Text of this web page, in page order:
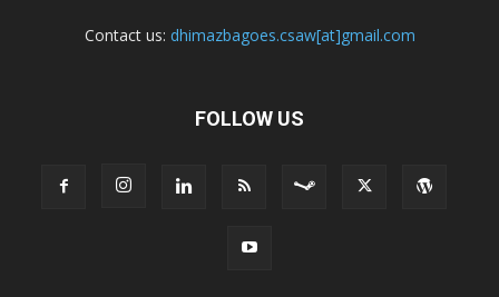
Contact us: dhimazbagoes.csaw[at]gmail.com
FOLLOW US